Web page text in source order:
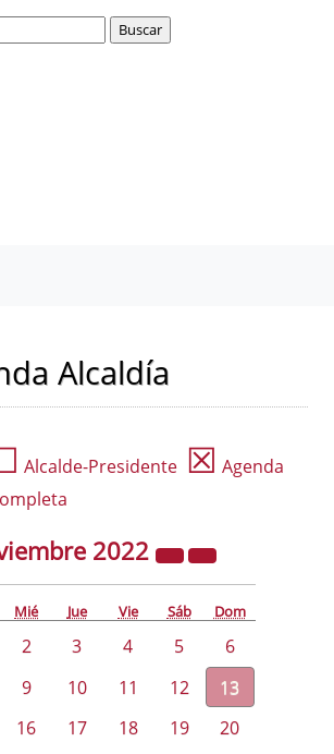
Alcaldía
Alcalde-Presidente ☒ Agenda
2022
Mié Jue Vie Sáb Dom
2 3 4 5
6
9 10 11 12
13
16 17 18 19
20